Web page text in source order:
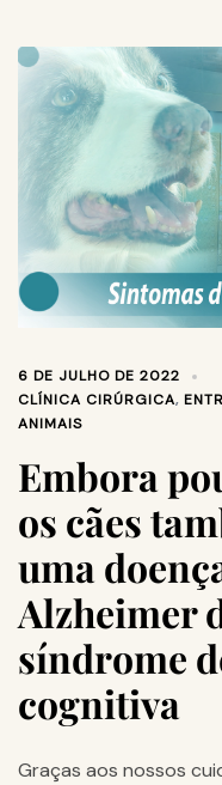
6 DE JULHO DE 2022
CLÍNICA CIRÚRGICA,
ANIMAIS
Embora
os cães
uma
Alzheimer
síndrome
cognitiva
Graças aos nossos